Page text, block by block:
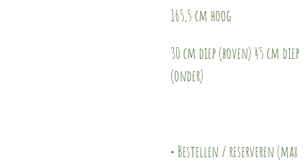
165,5 cm hoog
30 cm diep (boven) 45 cm diep
(onder)
• Bestellen / reserveren (max